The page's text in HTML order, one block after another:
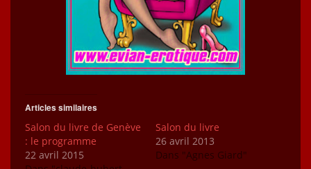
Articles similaires
Salon du livre de Genève
: le programme
22 avril 2015
Salon du livre
26 avril 2013
Dans "Agnes Giard"